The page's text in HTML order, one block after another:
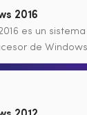
2016
es un
de